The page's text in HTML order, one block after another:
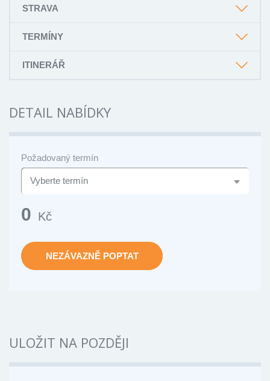
STRAVA
TERMÍNY
ITINERÁŘ
DETAIL NABÍDKY
Požadovaný termín
0 Kč
NEZÁVAZNĚ POPTAT
ULOŽIT NA POZDĚJI